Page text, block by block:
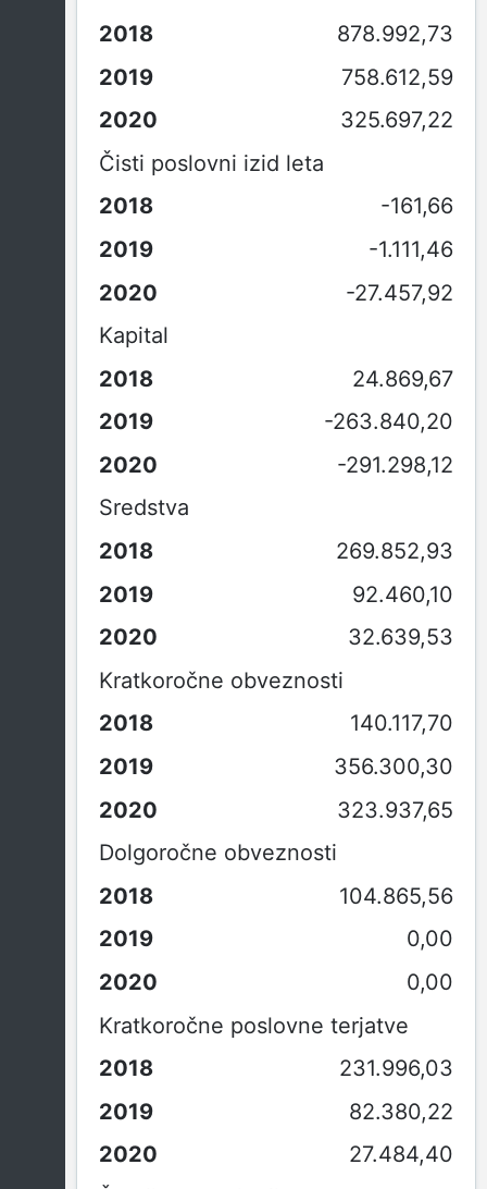
878.992,73
758.612,59
325.697,22
Čisti poslovni izid leta
-161,66
-1.111,46
-27.457,92
Kapital
24.869,67
-263.840,20
-291.298,12
Sredstva
269.852,93
92.460,10
32.639,53
Kratkoročne obveznosti
140.117,70
356.300,30
323.937,65
Dolgoročne obveznosti
104.865,56
0,00
0,00
Kratkoročne poslovne terjatve
231.996,03
82.380,22
27.484,40